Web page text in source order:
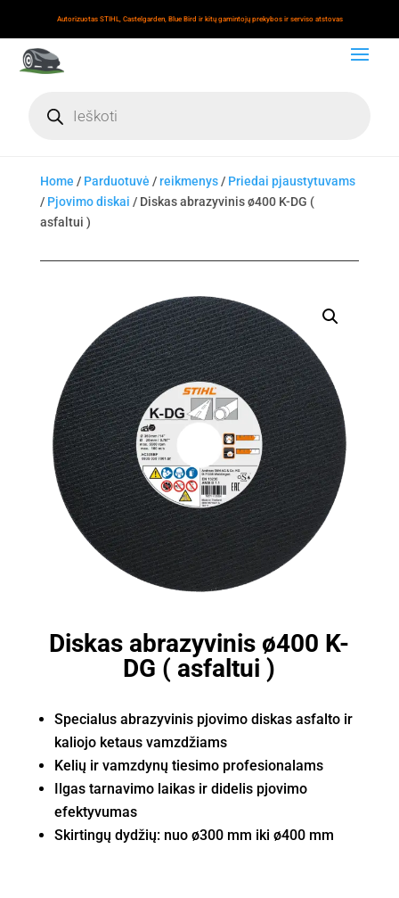
Autorizuotas STIHL, Castelgarden, Blue Bird ir kitų gamintojų prekybos ir serviso atstovas
search
Home / Parduotuvė /reikmenys/ Priedai pjaustytuvams
/ Pjovimo diskai / Diskas abrazyvinis ø400 K-DG (
asfaltui )
Diskas abrazyvinis ø400 K-
DG ( asfaltui )
Specialus abrazyvinis pjovimo diskas asfalto ir
kaliojo ketaus vamzdžiams
Kelių ir vamzdynų tiesimo profesionalams
Ilgas tarnavimo laikas ir didelis pjovimo
efektyvumas
Skirtingų dydžių: nuo ø300 mm iki ø400 mm